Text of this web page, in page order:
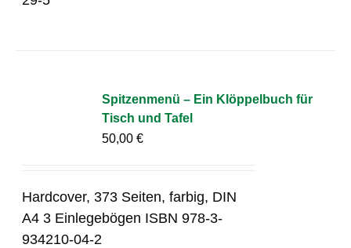
Spitzenmenü – Ein Klöppelbuch für
Tisch und Tafel
50,00€
Hardcover, 373 Seiten, farbig, DIN
A4 3 Einlegebögen ISBN 978-3-
934210-04-2